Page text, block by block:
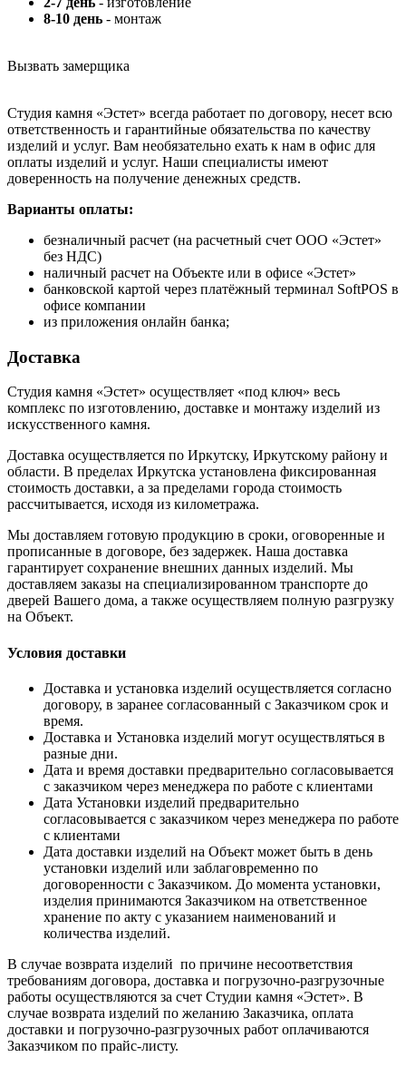
8-10 день - монтаж
Вызвать замерщика
Студия камня «Эстет» всегда работает по договору, несет всю
ответственность и гарантийные обязательства по качеству
изделий и услуг. Вам необязательно ехать к нам в офис для
оплаты изделий и услуг. Наши специалисты имеют
доверенность на получение денежных средств.
Варианты оплаты:
безналичный расчет (на расчетный счет ООО «Эстет»
без НДС)
наличный расчет на Объекте или в офисе «Эстет»
банковской картой через платёжный терминал SoftPOS в
офисе компании
из приложения онлайн банка;
Доставка
Студия камня «Эстет» осуществляет «под ключ» весь
комплекс по изготовлению, доставке и монтажу изделий из
искусственного камня.
Доставка осуществляется по Иркутску, Иркутскому району и
области. В пределах Иркутска установлена фиксированная
стоимость доставки, а за пределами города стоимость
рассчитывается, исходя из километража.
Мы доставляем готовую продукцию в сроки, оговоренные и
прописанные в договоре, без задержек. Наша доставка
гарантирует сохранение внешних данных изделий. Мы
доставляем заказы на специализированном транспорте до
дверей Вашего дома, а также осуществляем полную разгрузку
на Объект.
Условия доставки
Доставка и установка изделий осуществляется согласно
договору, в заранее согласованный с Заказчиком срок и
время.
Доставка и Установка изделий могут осуществляться в
разные дни.
Дата и время доставки предварительно согласовывается
с заказчиком через менеджера по работе с клиентами
Дата Установки изделий предварительно
согласовывается с заказчиком через менеджера по работе
с клиентами
Дата доставки изделий на Объект может быть в день
установки изделий или заблаговременно по
договоренности с Заказчиком. До момента установки,
изделия принимаются Заказчиком на ответственное
хранение по акту с указанием наименований и
количества изделий.
В случае возврата изделий по причине несоответствия
требованиям договора, доставка и погрузочно-разгрузочные
работы осуществляются за счет Студии камня «Эстет». В
случае возврата изделий по желанию Заказчика, оплата
доставки и погрузочно-разгрузочных работ оплачиваются
Заказчиком по прайс-листу.